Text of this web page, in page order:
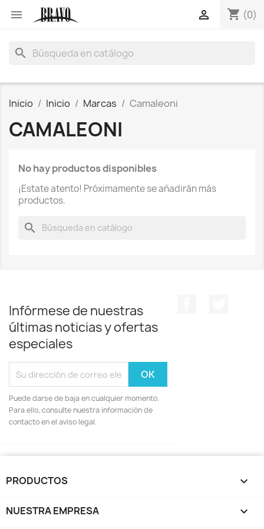
 shopping_cart (0)

search
Inicio Inicio Marcas Camaleoni
CAMALEONI
No hay productos disponibles
¡Estate atento! Próximamente se añadirán más
productos.
search
Infórmese de nuestras
últimas noticias y ofertas
especiales
Puede darse de baja en cualquier momento.
Para ello, consulte nuestra información de
contacto en el aviso legal.
PRODUCTOS 
NUESTRA EMPRESA 